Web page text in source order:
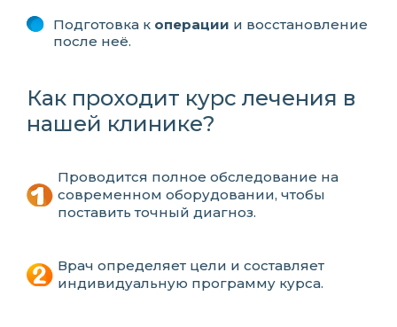
Подготовка к операции и восстановление
после неё.
Как проходит курс лечения в
нашей клинике?
Проводится полное обследование на
современном оборудовании, чтобы
поставить точный диагноз.
Врач определяет цели и составляет
индивидуальную программу курса.